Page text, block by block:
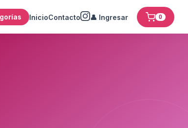
InicioContacto 👤 Ingresar 0